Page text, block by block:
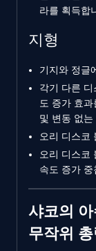
라를 획득합
지형
기지와 정글
각기 다른
도 증가 효
및 변동 없
오리 디스코
오리 디스코
속도 증가 중
샤코의
무작위